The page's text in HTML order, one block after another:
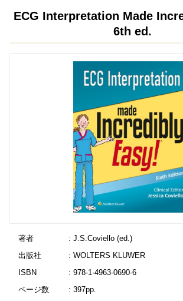
ECG Interpretation Made
6th ed.
著者
: J.S.Coviello (ed.)
出版社
: WOLTERS KLUWER
ISBN
: 978-1-4963-0690-6
ページ数
: 397pp.